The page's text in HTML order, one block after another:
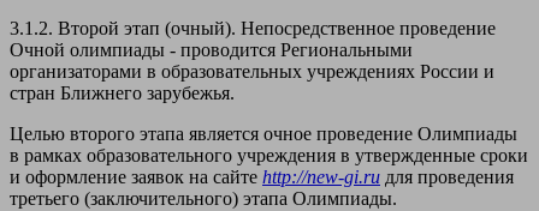
3.1.2. Второй этап (очный). Непосредственное проведение
Очной олимпиады - проводится Региональными
организаторами в образовательных учреждениях России и
стран Ближнего зарубежья.
Целью второго этапа является очное проведение Олимпиады
в рамках образовательного учреждения в утвержденные сроки
и оформление заявок на сайте http://new-gi.ru для проведения
третьего (заключительного) этапа Олимпиады.